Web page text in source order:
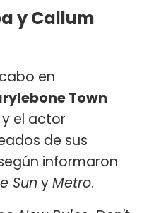
y Callum
en
Town
el actor
de sus
informaron
Sun yMetro.